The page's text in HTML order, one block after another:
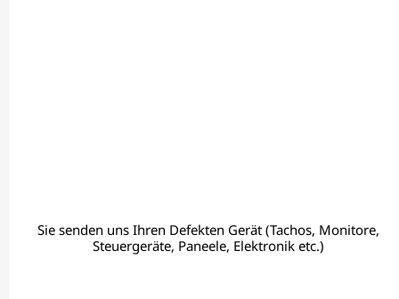
Sie senden uns Ihren Defekten Gerät (Tachos, Monitore,
Steuergeräte, Paneele, Elektronik etc.)